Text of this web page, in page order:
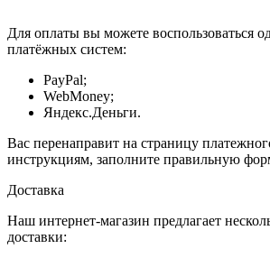
Для оплаты вы можете воспользоваться
платёжных систем:
PayPal;
WebMoney;
Яндекс.Деньги.
Вас перенаправит на страницу
инструкциям, заполните правильную
Доставка
Наш интернет-магазин предлагает
доставки: